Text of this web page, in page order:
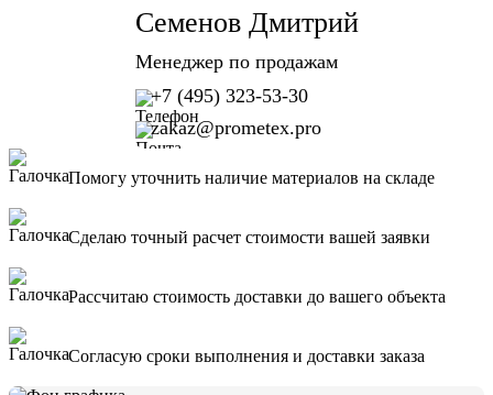
Семенов Дмитрий
Менеджер по продажам
+7 (495) 323-53-30
zakaz@prometex.pro
Помогу уточнить наличие материалов на складе
Сделаю точный расчет стоимости вашей заявки
Рассчитаю стоимость доставки до вашего объекта
Согласую сроки выполнения и доставки заказа